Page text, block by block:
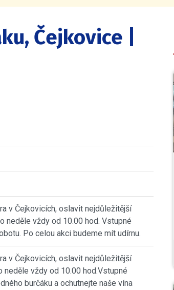
Čejkovice |
v Čejkovicích, oslavit nejdůležitější
neděle vždy od 10.00 hod. Vstupné
Po celou akci budeme mít udírnu.
v Čejkovicích, oslavit nejdůležitější
neděle vždy od 10.00 hod.Vstupné
burčáku a ochutnejte naše vína